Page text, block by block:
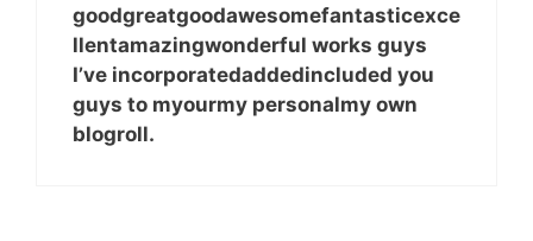
goodgreatgoodawesomefantasticexce
llentamazingwonderful works guys
I’ve incorporatedaddedincluded you
guys to myourmy personalmy own
blogroll.